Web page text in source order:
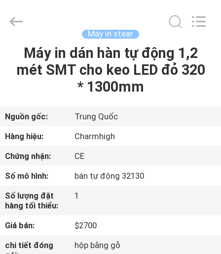
TRANG
CHỦ
SẢN
PHẨM
VỀ
CHÚNG
TÔI
2026
Máy in stear
Máy in dán hàn tự động 1,2
mét SMT cho keo LED đỏ 320
* 1300mm
Nguồn gốc:
Trung Quốc
Hàng hiệu:
Charmhigh
Chứng nhận:
CE
Số mô hình:
bán tự động 32130
Số lượng đặt
hàng tối thiểu:
1
Giá bán:
$2700
chi tiết đóng
hộp bằng gỗ